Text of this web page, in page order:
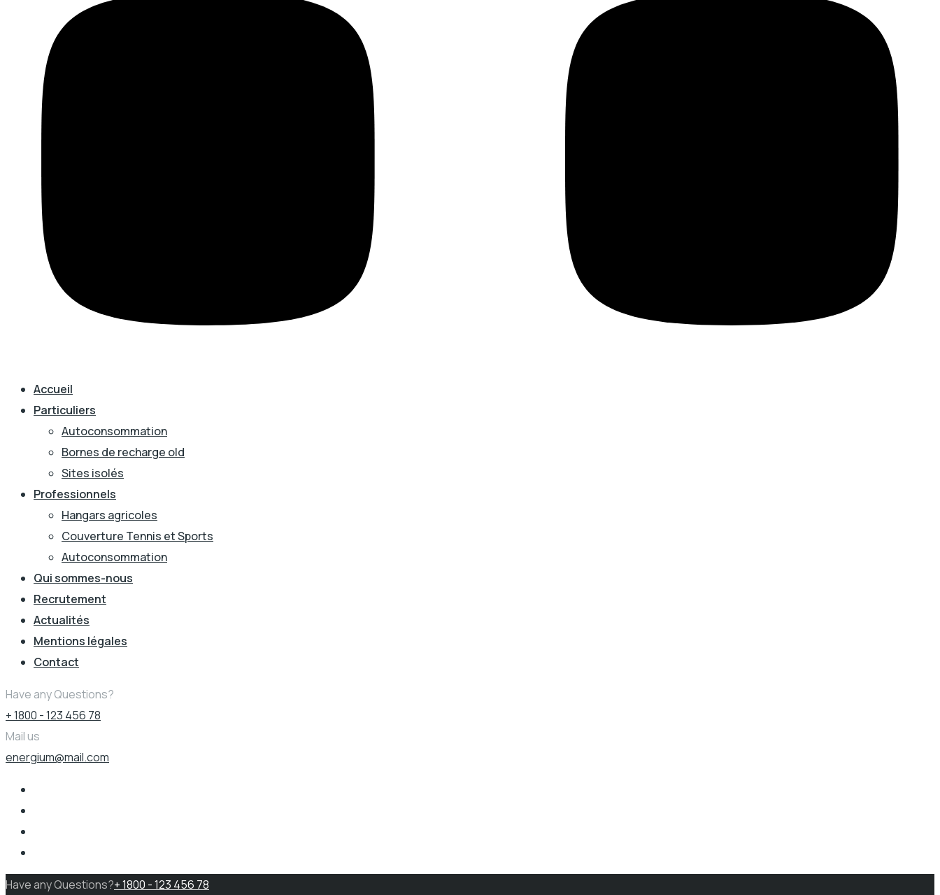
Accueil
Particuliers
Autoconsommation
Bornes de recharge old
Sites isolés
Professionnels
Hangars agricoles
Couverture Tennis et Sports
Autoconsommation
Qui sommes-nous
Recrutement
Actualités
Mentions légales
Contact
Have any Questions?
+ 1800 - 123 456 78
Mail us
energium@mail.com
Have any Questions?+ 1800 - 123 456 78